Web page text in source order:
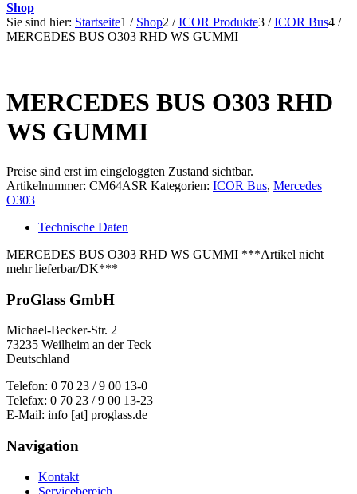
Shop
Sie sind hier: Startseite1 / Shop2 / ICOR Produkte3 / ICOR Bus4 /
MERCEDES BUS O303 RHD WS GUMMI
MERCEDES BUS O303 RHD
WS GUMMI
Preise sind erst im eingeloggten Zustand sichtbar.
Artikelnummer: CM64ASR Kategorien: ICOR Bus, Mercedes
O303
Technische Daten
MERCEDES BUS O303 RHD WS GUMMI ***Artikel nicht
mehr lieferbar/DK***
ProGlass GmbH
Michael-Becker-Str. 2
73235 Weilheim an der Teck
Deutschland
Telefon: 0 70 23 / 9 00 13-0
Telefax: 0 70 23 / 9 00 13-23
E-Mail: info [at] proglass.de
Navigation
Kontakt
Servicebereich